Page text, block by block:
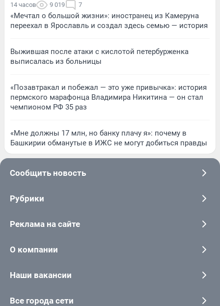
14 часов 9 019 7
«Мечтал о большой жизни»: иностранец из Камеруна
переехал в Ярославль и создал здесь семью — история
Выжившая после атаки с кислотой петербурженка
выписалась из больницы
«Позавтракал и побежал — это уже привычка»: история
пермского марафонца Владимира Никитина — он стал
чемпионом РФ 35 раз
«Мне должны 17 млн, но банку плачу я»: почему в
Башкирии обманутые в ИЖС не могут добиться правды
Сообщить новость
Рубрики
Реклама на сайте
О компании
Наши вакансии
Все города сети